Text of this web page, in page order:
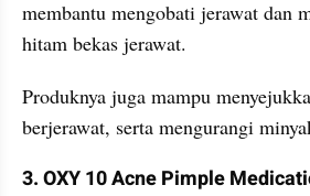
membantu mengobati jerawat dan
hitam bekas jerawat.
Produknya juga mampu
berjerawat, serta mengurangi
3. OXY 10 Acne Pimple